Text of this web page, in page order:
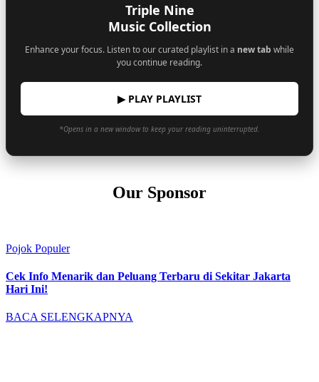
Triple Nine
Music Collection
Enhance your focus. Listen to our curated playlist in a new tab while
you continue reading.
▶ PLAY PLAYLIST
*Opens in a new window to keep your reading uninterrupted.
Our Sponsor
Pojok Populer
Cek Info Menarik dan Peluang Terbaru di Sekitar Jakarta
Hari Ini!
BACA SELENGKAPNYA